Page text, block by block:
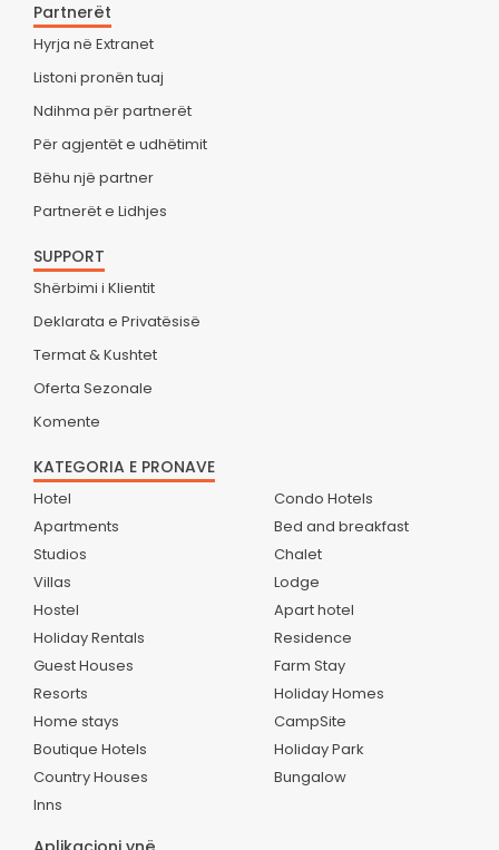
Partnerët
Hyrja në Extranet
Listoni pronën tuaj
Ndihma për partnerët
Për agjentët e udhëtimit
Bëhu një partner
Partnerët e Lidhjes
SUPPORT
Shërbimi i Klientit
Deklarata e Privatësisë
Termat & Kushtet
Oferta Sezonale
Komente
KATEGORIA E PRONAVE
Hotel
Apartments
Studios
Villas
Hostel
Holiday Rentals
Guest Houses
Resorts
Home stays
Boutique Hotels
Country Houses
Inns
Condo Hotels
Bed and breakfast
Chalet
Lodge
Apart hotel
Residence
Farm Stay
Holiday Homes
CampSite
Holiday Park
Bungalow